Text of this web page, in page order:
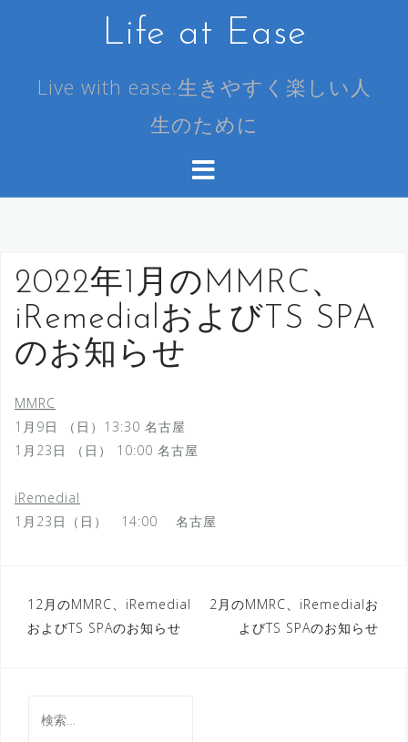
ッ
Life at Ease
Live with ease.生きやすく楽しい人
生のために
2022年1月のMMRC、
iRemedialおよびTS SPA
のお知らせ
MMRC
1月9日 （日）13:30 名古屋
1月23日 （日） 10:00 名古屋
iRemedial
1月23日（日） 14:00 名古屋
投
稿
ゲ
12月のMMRC、iRemedial
およびTS SPAのお知らせ
2月のMMRC、iRemedialお
よびTS SPAのお知らせ
索: